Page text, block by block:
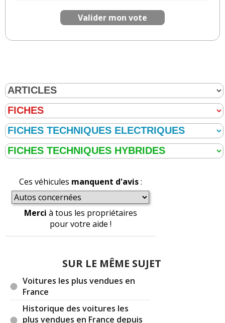
Valider mon vote
Ces véhicules manquent d'avis:
Merci à tous les propriétaires
pour votre aide !
SUR LE MÊME SUJET
Voitures les plus vendues en
France
Historique des voitures les
plus vendues en France depuis